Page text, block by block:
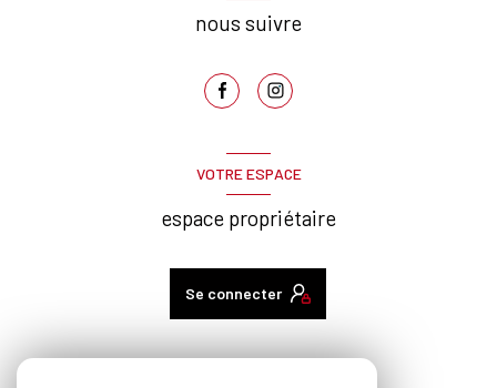
nous suivre
VOTRE ESPACE
espace propriétaire
Se connecter